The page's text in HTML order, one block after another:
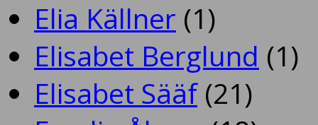
Elia Källner (1)
Elisabet Berglund (1)
Elisabet Sääf(21)